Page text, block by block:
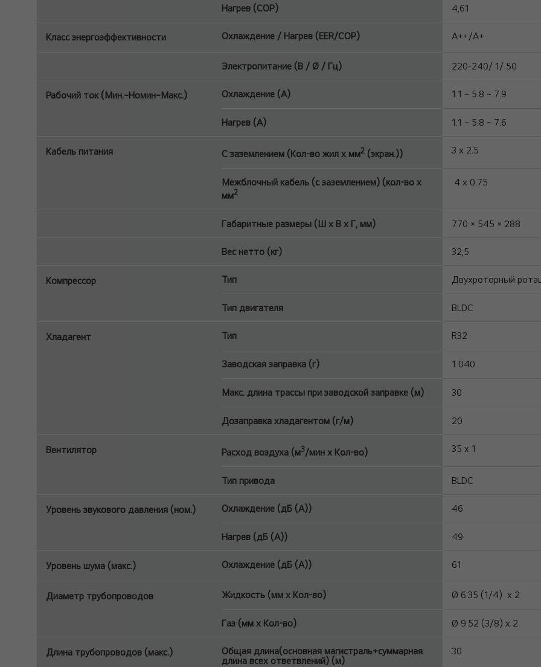
Нагрев (COP) 4,61
Класс энергоэффективности Охлаждение / Нагрев (EER/COP) A++/A+
Электропитание (В / Ø / Гц) 220-240/ 1/ 50
Рабочий ток (Мин.~Номин~Макс.) Охлаждение (A) 1.1 ~ 5.8 ~ 7.9
Нагрев (A) 1.1 ~ 5.8 ~ 7.6
Кабель питания С заземлением (Кол-во жил х мм2(экран.)) 3 x 2.5
Межблочный кабель (с заземлением) (кол-во x
мм2
4 x 0.75
Габаритные размеры (Ш x В x Г, мм) 770 × 545 × 288
Вес нетто (кг) 32,5
Компрессор Тип Двухроторный
Тип двигателя BLDC
Хладагент Тип R32
Заводская заправка (г) 1 040
Макс. длина трассы при заводской заправке (м) 30
Дозаправка хладагентом (г/м) 20
Вентилятор Расход воздуха (м3/мин x Кол-во) 35 x 1
Тип привода BLDC
Уровень звукового давления (ном.) Охлаждение (дБ (A)) 46
Нагрев (дБ (A)) 49
Уровень шума (макс.) Охлаждение (дБ (A)) 61
Диаметр трубопроводов Жидкость (мм x Кол-во) Ø 6.35 (1/4) x 2
Газ (мм x Кол-во) Ø 9.52 (3/8) x 2
Длина трубопроводов (макс.)
Общая длина(основная магистраль+суммарная
длина всех ответвлений) (м)
30